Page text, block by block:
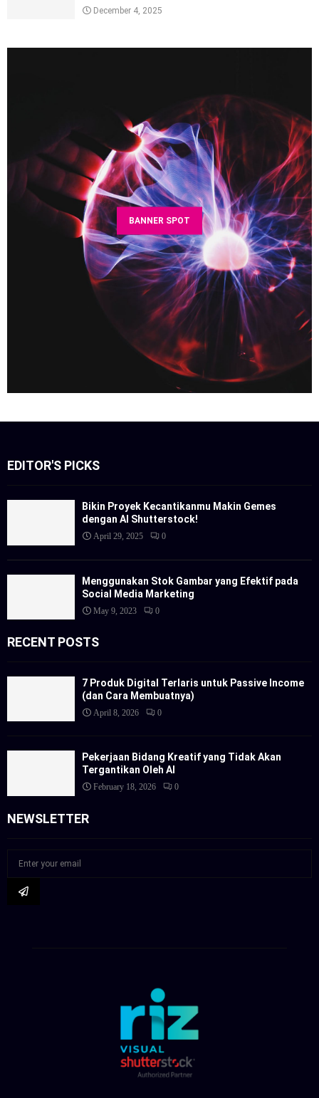
December 4, 2025
BANNER SPOT
EDITOR'S PICKS
Bikin Proyek Kecantikanmu Makin Gemes
dengan AI Shutterstock!
April 29, 2025 0
Menggunakan Stok Gambar yang Efektif pada
Social Media Marketing
May 9, 2023 0
RECENT POSTS
7 Produk Digital Terlaris untuk Passive Income
(dan Cara Membuatnya)
April 8, 2026 0
Pekerjaan Bidang Kreatif yang Tidak Akan
Tergantikan Oleh AI
February 18, 2026 0
NEWSLETTER